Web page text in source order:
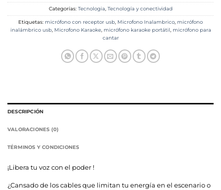
Categorías: Tecnologia, Tecnología y conectividad
Etiquetas: micrófono con receptor usb, Microfono Inalambrico, micrófono
inalámbrico usb, Microfono Karaoke, micrófono karaoke portátil, micrófono para
cantar
DESCRIPCIÓN
VALORACIONES (0)
TÉRMINOS Y CONDICIONES
¡Libera tu voz con el poder !
¿Cansado de los cables que limitan tu energía en el escenario o